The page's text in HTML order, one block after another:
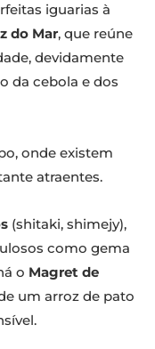
iguarias à
do Mar, que reúne
devidamente
da cebola e dos
onde existem
atraentes.
(shitaki, shimejy),
como gema
o Magret de
um arroz de pato